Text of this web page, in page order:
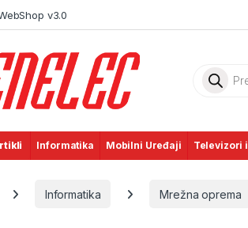
v3.0
Products
Informatika Mobilni Uređaji Televizori
Informatika Mrežna oprema